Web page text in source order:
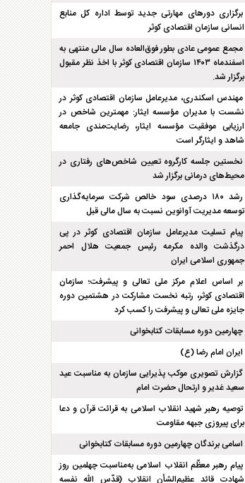
برگزاری دور‌های مهارتی جدید توسط اداره کل منابع
انسانی سازمان اقتصادی کوثر
مجمع عمومی عادی بطور فوق‌العاده سال مالی منتهی به
اسفند‌ماه ۱۴۰۳ سازمان اقتصادی کوثر با اخذ نظر مقبول
برگزار شد.
مهندس اسکندری، مدیرعامل سازمان اقتصادی کوثر در
نشست با مدیران مؤسسه ایثار: مهمترین شاخص در
ارزیابی موفقیت مؤسسه ایثار، رضایت‌مندی جامعه
شاهد و ایثارگر است
نخستین جلسه کارگروه تعیین شاخص‌های رفتاری در
محیط‌های درمانی برگزار شد
رشد ۱۸۰ درصدی سود خالص شرکت سرمایه‌گذاری
توسعه مدیریت آوانوین نسبت به سال مالی قبل
پیام تسلیت مدیرعامل سازمان اقتصادی کوثر در پی
درگذشت والده مکرمه رئیس جمعیت هلال احمر
جمهوری اسلامی ایران
بر اساس اعلام مرکز ملی تعالی و پیشرفت؛ سازمان
اقتصادی کوثر، رتبه نخست مشارکت در هشتمین دوره
جایزه ملی تعالی و پیشرفت را کسب کرد
چهارمین دوره مسابقات کتابخوانی
ایران امام رضا (ع)
گزارش تصویری موکب پذیرایی سازمان به مناسبت عید
سعید غدیر و ارتحال حضرت امام
توصیه رهبر شهید انقلاب اسلامی به قرائت قرآن و دعا
برای پیروزی جبهه مقاومت
اسامی برندگان چهارمین دوره مسابقات کتابخوانی
پیام رهبر معظّم انقلاب اسلامی به‌مناسبت چهلمین روز
شهادت قائد عظیم‌الشأن انقلاب (قدّس الله نفسه